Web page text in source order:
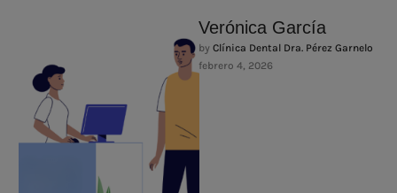
Verónica García
by Clínica Dental Dra. Pérez Garnelo
febrero 4, 2026